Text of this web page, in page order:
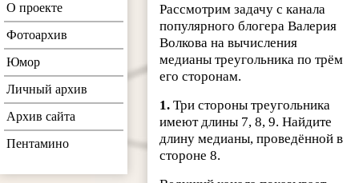
Рассмотрим задачу с канала
популярного блогера Валерия
Волкова на вычисления
медианы треугольника по трём
его сторонам.
1. Три стороны треугольника
имеют длины 7, 8, 9. Найдите
длину медианы, проведённой в
стороне 8.
О проекте
Фотоархив
Юмор
Личный архив
Архив сайта
Пентамино